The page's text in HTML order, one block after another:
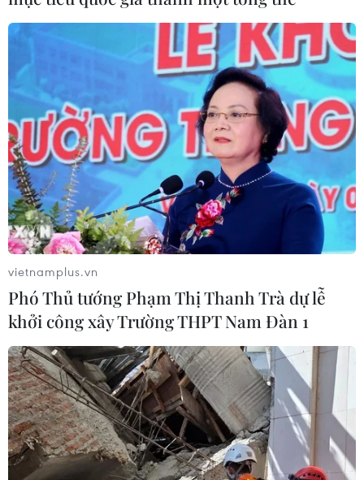
vietnamplus.vn
Phó Thủ tướng Phạm Thị Thanh Trà dự lễ
khởi công xây Trường THPT Nam Đàn 1